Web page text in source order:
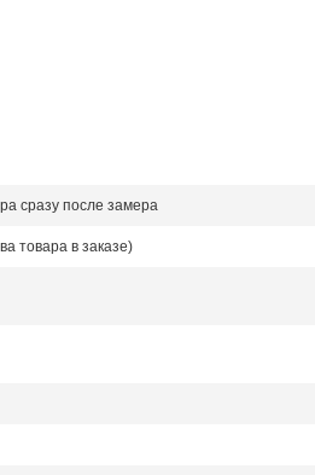
сразу после замера
товара в заказе)